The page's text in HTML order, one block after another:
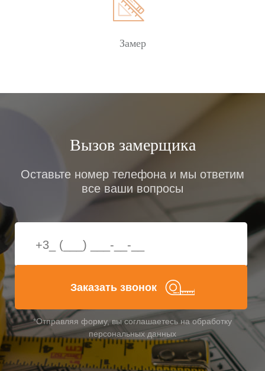
Система декоров Rehau Kaleido Woodec
Он также характеризуется эффектным матовым
свечением и еще лучше имитирует древесные
породы. Доступны три цветовые вариации:
янтарный, седой и выбеленный дуб.
Заказать
Замер
Вызов замерщика
Оставьте номер телефона и мы ответим
все ваши вопросы
Заказать звонок
*Отправляя форму, вы соглашаетесь на обработку
персональных данных